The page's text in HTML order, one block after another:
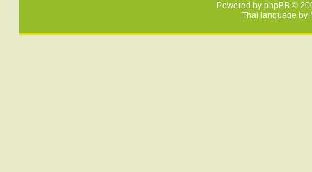
Powered by phpBB ©
Thai language by